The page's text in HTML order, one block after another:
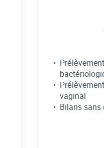
Prélèvement
Prélèvement
vaginal
Bilans sans